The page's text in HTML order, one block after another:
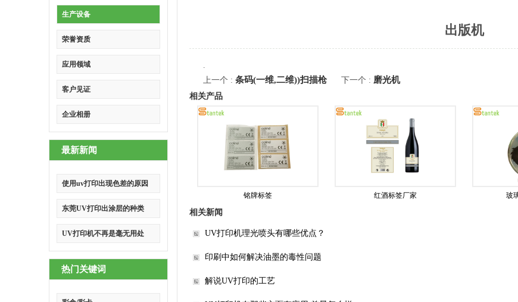
生产设备
荣誉资质
应用领域
客户见证
企业相册
最新新闻
使用uv打印出现色差的原因
东莞UV打印出涂层的种类
UV打印机不再是毫无用处
热门关键词
出版机
.
上一个 :条码(一维,二维))扫描枪下一个 : 磨光机
相关产品
铭牌标签 红酒标签厂家 玻
相关新闻
UV打印机理光喷头有哪些优点？
印刷中如何解决油墨的毒性问题
解说UV打印的工艺